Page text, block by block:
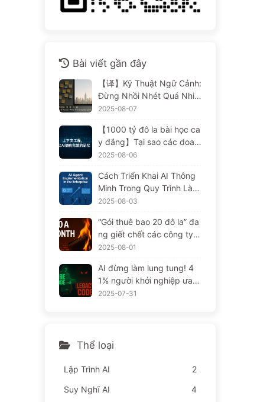
Bài viết gần đây
【译】Kỹ Thuật Ngữ Cảnh:
Đừng Nhồi Nhét Quá Nhiề
u Vào Cửa Sổ! Sử Dụng Bố
ách Rời, Cảnh Giác Với Sự
Can Thiệp Gây Rối, Để Ch
ặn Âm Thanh Ở Bên Ngoài
— Từ Từ Học AI 170
2025-08-07
【1000 tỷ đô la bài học ca
y đắng】Tại sao các doan
h nghiệp chi mạnh tay để t
i "quên" vào những lúc the
n chốt, khiến đối thủ đạt đ
ược 90% sự cải thiện hiệu
suất? — Chậm rãi học AI1
2025-08-06
Cách Triển Khai AI Thông
Minh Trong Quy Trình Làm
Việc Doanh Nghiệp: Hướn
nh Năm 2025 — Chậm Rãi
Học AI166
2025-08-03
“Gói thuê bao 20 đô la” đa
ng giết chết các công ty A
I. Giá Token giảm chỉ là ảo
đắt đỏ chính là lòng tham
của bạn — Học AI một các
h từ từ 164
2025-08-01
AI đừng làm lung tung! 4
1% người khởi nghiệp ưa c
huộng "nhiệm vụ đèn đỏ",
2025-07-31
Thể loại
Lập Trình AI
2
Suy Nghĩ AI
4